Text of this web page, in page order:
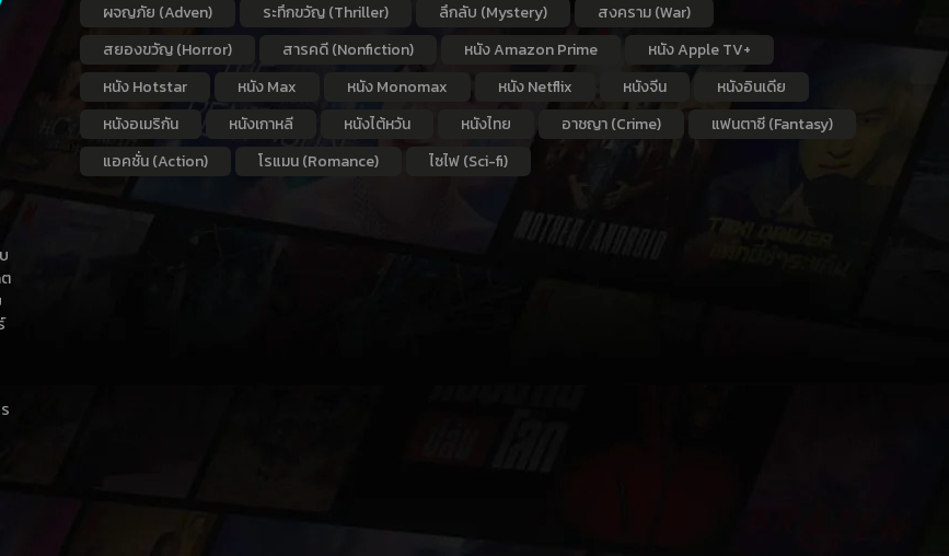
ผจญภัย (Adven)
ระทึกขวัญ (Thriller) ลึกลับ (Mystery)
สงคราม (War)
สยองขวัญ (Horror)
สารคดี (Nonfiction) หนัง Amazon Prime
หนัง Apple TV+
หนัง Hotstar
หนัง Max หนัง Monomax หนัง Netflix หนังจีน
หนังอินเดีย
หนังอเมริกัน
หนังเกาหลี หนังไต้หวัน หนังไทย อาชญา (Crime)
แฟนตาซี (Fantasy)
แอคชั่น (Action)
โรแมน (Romance) ไซไฟ (Sci-fi)